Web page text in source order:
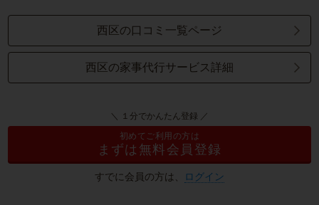
西区の口コミ一覧ページ
西区の家事代行サービス詳細
＼ １分でかんたん登録 ／
初めてご利用の方は
まずは無料会員登録
すでに会員の方は、 ログイン